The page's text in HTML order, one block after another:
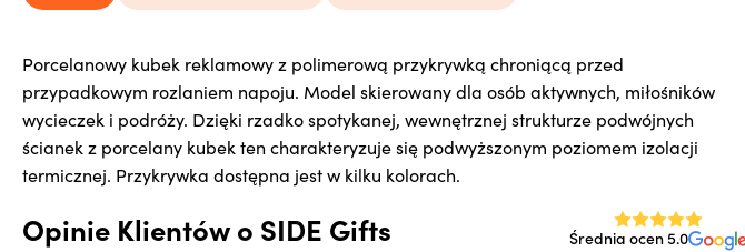
Porcelanowy kubek reklamowy z polimerową przykrywką chroniącą przed
przypadkowym rozlaniem napoju. Model skierowany dla osób aktywnych, miłośników
wycieczek i podróży. Dzięki rzadko spotykanej, wewnętrznej strukturze podwójnych
ścianek z porcelany kubek ten charakteryzuje się podwyższonym poziomem izolacji
termicznej. Przykrywka dostępna jest w kilku kolorach.
Direct Print na całej powierzchni 205×35 mm
Direct Print na dwóch stronach 55×35 mm
Direct Print na jednej stronie 55×35 mm
Druk transferowy na całej powierzchni 190×120 mm
Druk transferowy na dwóch stronach 55×120 mm
Organic druk transferowy na całej powierzchni 190×120 mm
Siatka Pobierz Otwórz
Dokumentacja Pobierz Otwórz
Opinie Klientów o SIDE Gifts Średnia ocen 5.0